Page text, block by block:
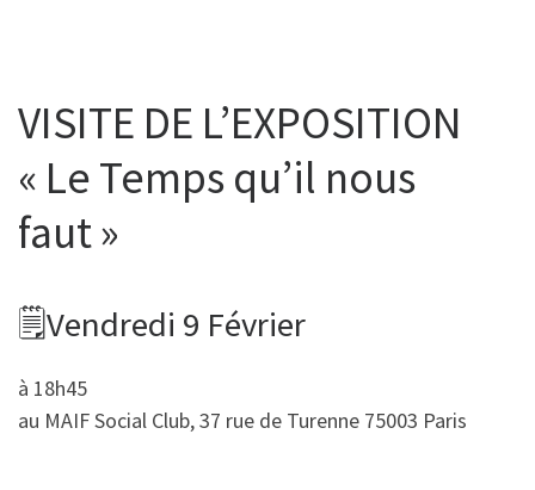
VISITE DE L’EXPOSITION
« Le Temps qu’il nous
faut »
🗒Vendredi 9 Février
à 18h45
au MAIF Social Club, 37 rue de Turenne 75003 Paris